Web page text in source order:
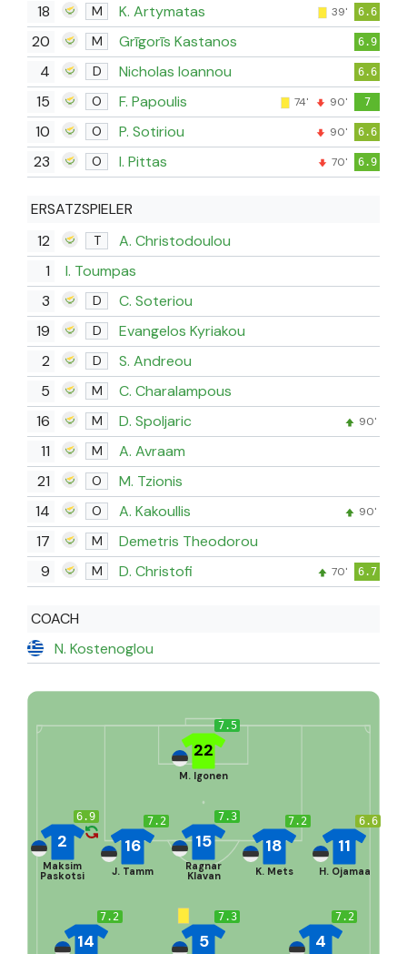
18 M K. Artymatas 39' 6.6
20 M Grīgorīs Kastanos 6.9
4 D Nicholas Ioannou 6.6
15 O F. Papoulis 74' 90' 7
10 O P. Sotiriou 90' 6.6
23 O I. Pittas 70' 6.9
ERSATZSPIELER
12
T
A. Christodoulou
1
I. Toumpas
3
D
C. Soteriou
19
D
Evangelos Kyriakou
2
D
S. Andreou
5
M
C. Charalampous
16
M D. Spoljaric 90'
11 M
A. Avraam
21
O
M. Tzionis
14
O A. Kakoullis 90'
17 M
Demetris Theodorou
9
M D. Christofi 70' 6.7
COACH
N. Kostenoglou
7.5
22
M. Igonen
6.6
11
H. Ojamaa
7.2
18
K. Mets
7.3
15
Ragnar
Klavan
7.2
16
J. Tamm
6.9
2
Maksim
Paskotsi
7.2
4
7.3
5
7.2
14